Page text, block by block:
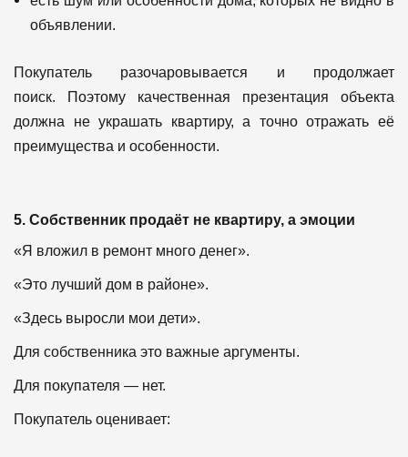
объявлении.
Покупатель разочаровывается и продолжает
поиск.
Поэтому качественная презентация объекта
должна не украшать квартиру, а точно отражать её
преимущества и особенности.
5. Собственник продаёт не квартиру, а эмоции
«Я вложил в ремонт много денег».
«Это лучший дом в районе».
«Здесь выросли мои дети».
Для собственника это важные аргументы.
Для покупателя — нет.
Покупатель оценивает: